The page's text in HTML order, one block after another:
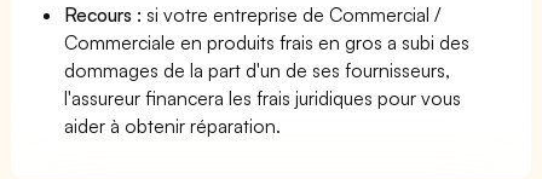
Recours : si votre entreprise de Commercial /
Commerciale en produits frais en gros a subi des
dommages de la part d'un de ses fournisseurs,
l'assureur financera les frais juridiques pour vous
aider à obtenir réparation.